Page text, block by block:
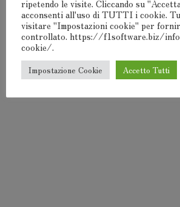
F1Software® 2000-2024
ripetendo le visite. Cliccando su
acconsenti all'uso di TUTTI i cookie.
visitare "Impostazioni cookie" per
controllato. https://f1software.biz/
cookie/.
Impostazione Cookie Accetto Tutti